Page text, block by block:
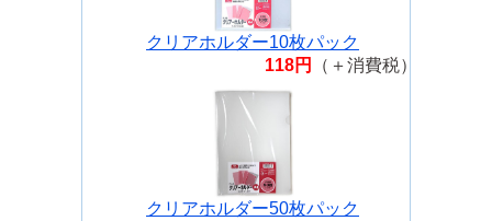
クリアホルダー10枚パック
118円
（＋消費税）
クリアホルダー50枚パック